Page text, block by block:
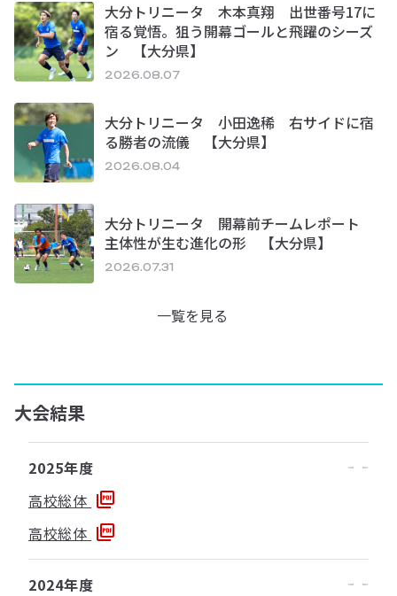
大分トリニータ 木本真翔 出世番号17に
宿る覚悟。狙う開幕ゴールと飛躍のシーズ
ン 【大分県】
2026.08.07
大分トリニータ 小田逸稀 右サイドに宿
る勝者の流儀 【大分県】
2026.08.04
大分トリニータ 開幕前チームレポート
主体性が生む進化の形 【大分県】
2026.07.31
一覧を見る
大会結果
2025年度
高校総体
高校総体
2024年度